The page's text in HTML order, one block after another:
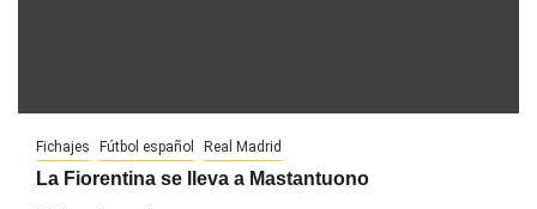
Fichajes Fútbol español Real Madrid
La Fiorentina se lleva a Mastantuono